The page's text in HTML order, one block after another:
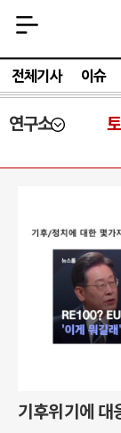
전체기사 이슈
연구소
기후위기에 대